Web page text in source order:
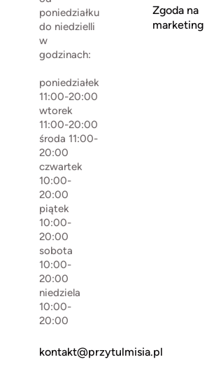
poniedziałku
do niedzielli
w
godzinach:
poniedziałek
11:00-20:00
wtorek
11:00-20:00
środa 11:00-
20:00
czwartek
10:00-
20:00
piątek
10:00-
20:00
sobota
10:00-
20:00
niedziela
10:00-
20:00
kontakt@przytulmisia.pl
Zgoda na
marketing